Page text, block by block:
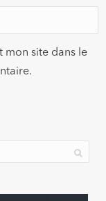
mon site dans le